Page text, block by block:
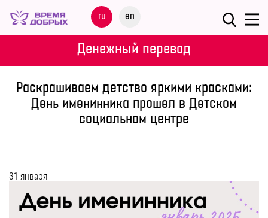
ru en
Меню
НАШИ
ДЕТИ
ПАРТНЕРАМ
МЕРОПРИЯТИЯ
Денежный перевод
Раскрашиваем детство яркими красками:
День именинника прошел в Детском
социальном центре
31 января